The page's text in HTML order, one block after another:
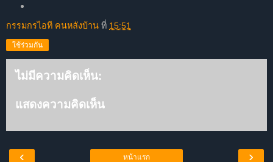
กรรมกรไอที คนหลังบ้าน ที่ 15:51
ใช้ร่วมกัน
ไม่มีความคิดเห็น:
แสดงความคิดเห็น
‹ ›
หน้าแรก